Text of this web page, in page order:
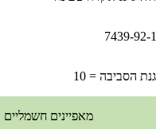
מאפיינים חשמליים